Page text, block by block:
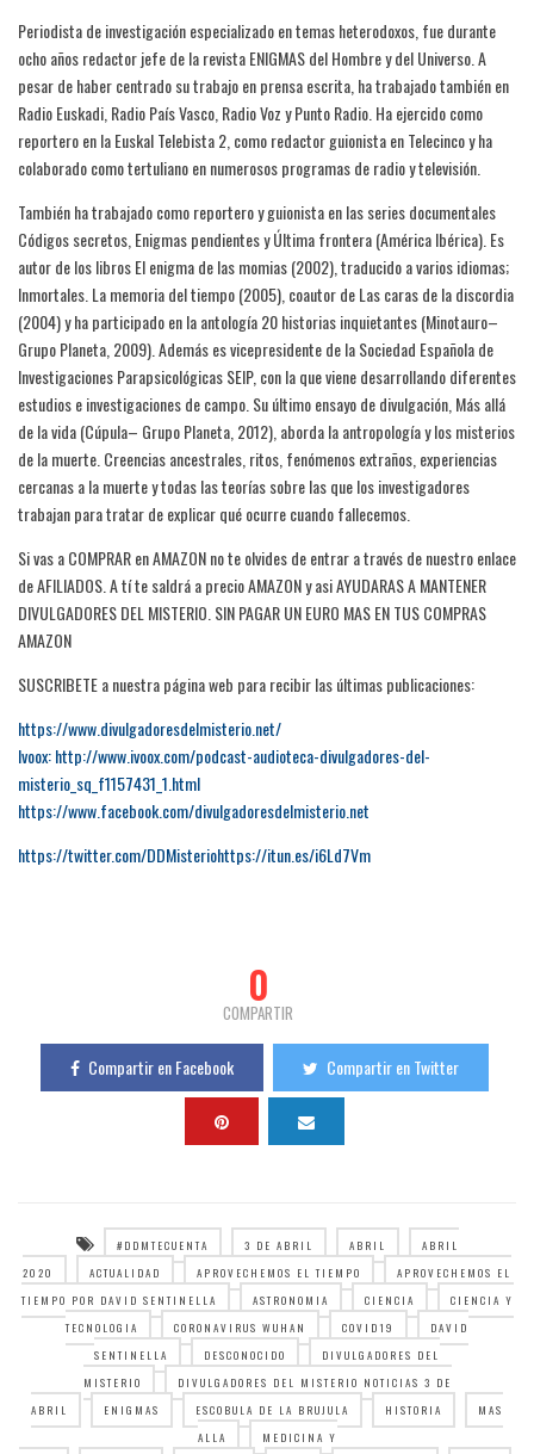
Periodista de investigación especializado en temas heterodoxos, fue durante
ocho años redactor jefe de la revista ENIGMAS del Hombre y del Universo. A
pesar de haber centrado su trabajo en prensa escrita, ha trabajado también en
Radio Euskadi, Radio País Vasco, Radio Voz y Punto Radio. Ha ejercido como
reportero en la Euskal Telebista 2, como redactor guionista en Telecinco y ha
colaborado como tertuliano en numerosos programas de radio y televisión.
También ha trabajado como reportero y guionista en las series documentales
Códigos secretos, Enigmas pendientes y Última frontera (América Ibérica). Es
autor de los libros El enigma de las momias (2002), traducido a varios idiomas;
Inmortales. La memoria del tiempo (2005), coautor de Las caras de la discordia
(2004) y ha participado en la antología 20 historias inquietantes (Minotauro–
Grupo Planeta, 2009). Además es vicepresidente de la Sociedad Española de
Investigaciones Parapsicológicas SEIP, con la que viene desarrollando diferentes
estudios e investigaciones de campo. Su último ensayo de divulgación, Más allá
de la vida (Cúpula– Grupo Planeta, 2012), aborda la antropología y los misterios
de la muerte. Creencias ancestrales, ritos, fenómenos extraños, experiencias
cercanas a la muerte y todas las teorías sobre las que los investigadores
trabajan para tratar de explicar qué ocurre cuando fallecemos.
Si vas a COMPRAR en AMAZON no te olvides de entrar a través de nuestro enlace
de AFILIADOS. A tí te saldrá a precio AMAZON y asi AYUDARAS A MANTENER
DIVULGADORES DEL MISTERIO. SIN PAGAR UN EURO MAS EN TUS COMPRAS
AMAZON
SUSCRIBETE a nuestra página web para recibir las últimas publicaciones:
https://www.divulgadoresdelmisterio.net/
Ivoox: http://www.ivoox.com/podcast-audioteca-divulgadores-del-
misterio_sq_f1157431_1.html
https://www.facebook.com/divulgadoresdelmisterio.net
https://twitter.com/DDMisteriohttps://itun.es/i6Ld7Vm
0
COMPARTIR
Compartir en Facebook Compartir en Twitter
#DDMTECUENTA 3 DE ABRIL ABRIL
ABRIL
2020
ACTUALIDAD APROVECHEMOS EL TIEMPO
APROVECHEMOS EL
TIEMPO POR DAVID SENTINELLA
ASTRONOMIA CIENCIA
CIENCIA Y
TECNOLOGIA
CORONAVIRUS WUHAN COVID19
DAVID
SENTINELLA
DESCONOCIDO
DIVULGADORES DEL
MISTERIO
DIVULGADORES DEL MISTERIO NOTICIAS 3 DE
ABRIL
ENIGMAS ESCOBULA DE LA BRUJULA HISTORIA
MAS
ALLA
MEDICINA Y